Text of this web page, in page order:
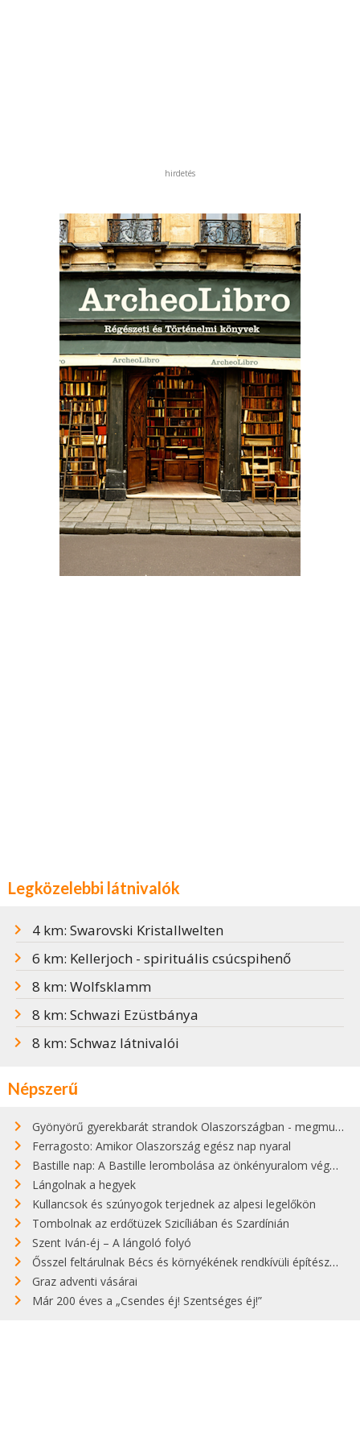
hirdetés
Legközelebbi látnivalók
4 km: Swarovski Kristallwelten
6 km: Kellerjoch - spirituális csúcspihenő
8 km: Wolfsklamm
8 km: Schwazi Ezüstbánya
8 km: Schwaz látnivalói
Népszerű
Gyönyörű gyerekbarát strandok Olaszországban - megmutatjuk a 15 legjobbat
Ferragosto: Amikor Olaszország egész nap nyaral
Bastille nap: A Bastille lerombolása az önkényuralom végét jelentette
Lángolnak a hegyek
Kullancsok és szúnyogok terjednek az alpesi legelőkön
Tombolnak az erdőtüzek Szicíliában és Szardínián
Szent Iván-éj – A lángoló folyó
Ősszel feltárulnak Bécs és környékének rendkívüli építészeti kincsei
Graz adventi vásárai
Már 200 éves a „Csendes éj! Szentséges éj!”